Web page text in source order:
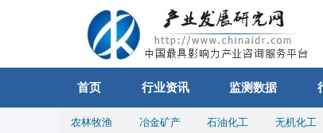
首页 行业资讯 监测数据
农林牧渔 冶金矿产 石油化工 无机化工